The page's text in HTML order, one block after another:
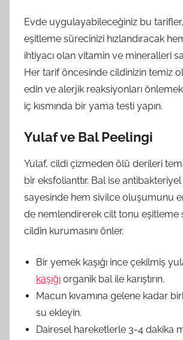
Evde uygulayabileceğiniz bu
eşitleme sürecinizi hızlandıracak
ihtiyacı olan vitamin ve mineralleri
Her tarif öncesinde cildinizin temiz
edin ve alerjik reaksiyonları
iç kısmında bir yama testi yapın.
Yulaf ve Bal Peelingi
Yulaf, cildi çizmeden ölü derileri
bir eksfolianttır. Bal ise
sayesinde hem sivilce oluşumunu
de nemlendirerek cilt tonu eşitleme
cildin kurumasını önler.
Bir yemek kaşığı ince çekilmiş
kaşığı organik bal ile karıştırın.
Macun kıvamına gelene kadar
su ekleyin.
Dairesel hareketlerle 3-4 dakika